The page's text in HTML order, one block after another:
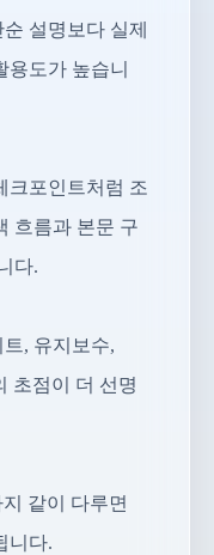
설명보다 실제
용도가 높습니
크포인트처럼 조
흐름과 본문 구
다.
, 유지보수,
초점이 더 선명
같이 다루면
니다.